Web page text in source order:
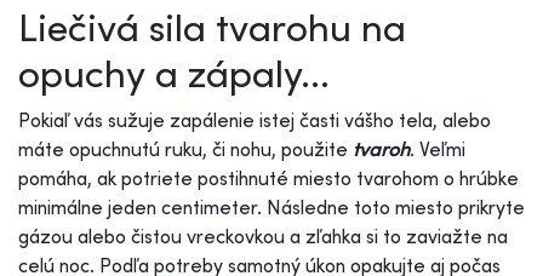
Liečivá sila tvarohu na
opuchy a zápaly...
Pokiaľ vás sužuje zapálenie istej časti vášho tela, alebo
máte opuchnutú ruku, či nohu, použite tvaroh. Veľmi
pomáha, ak potriete postihnuté miesto tvarohom o hrúbke
minimálne jeden centimeter. Následne toto miesto prikryte
gázou alebo čistou vreckovkou a zľahka si to zaviažte na
celú noc. Podľa potreby samotný úkon opakujte aj počas